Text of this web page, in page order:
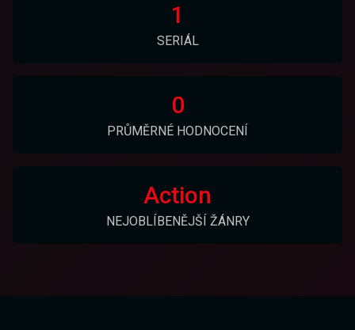
1
SERIÁL
0
PRŮMĚRNÉ HODNOCENÍ
Action
NEJOBLÍBENĚJŠÍ ŽÁNRY